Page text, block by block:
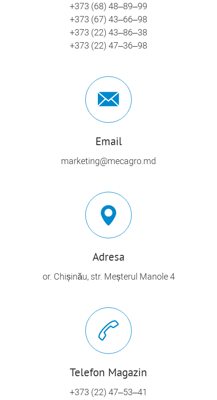
+373 (68) 48–89–99
+373 (67) 43–66–98
+373 (22) 43–86–38
+373 (22) 47–36–98
Email
marketing@mecagro.md
Adresa
or. Chișinău, str. Meșterul Manole 4
Telefon Magazin
+373 (22) 47–53–41